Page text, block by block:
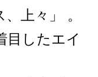
上々」 。
目したエイ